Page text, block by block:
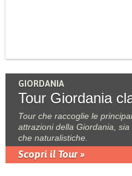
GIORDANIA
Tour Giordania
Tour che raccoglie le
attrazioni della Giordania, sia
che naturalistiche.
Scopri il Tour »